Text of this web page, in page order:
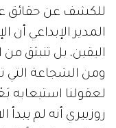
للكشف عن حقائق
المدير الإبداعي أن
اليقين، بل تنبثق
ومن الشجاعة التي
لعقولنا استيعابه
روزبيري أنه لم يبدأ